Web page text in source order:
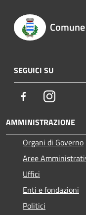
SEGUICI SU
FacebookInstagram
AMMINISTRAZIONE
Organi di Governo
Aree
Uffici
Enti e fondazioni
Politici